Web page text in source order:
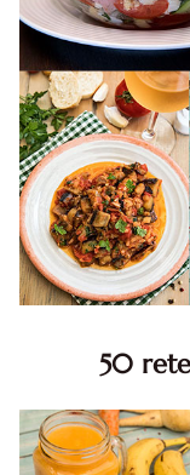
50
minute. Retete